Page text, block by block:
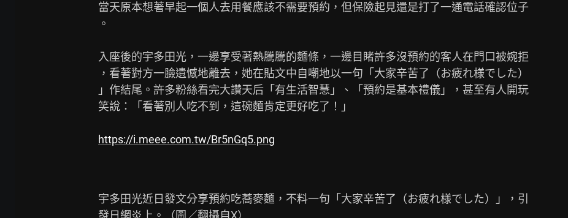
當天原本想著早起一個人去用餐應該不需要預約，但保險起見還是打了一通電話確認位子
。
入座後的宇多田光，一邊享受著熱騰騰的麵條，一邊目睹許多沒預約的客人在門口被婉拒
，看著對方一臉遺憾地離去，她在貼文中自嘲地以一句「大家辛苦了（お疲れ様でした）
」作結尾。許多粉絲看完大讚天后「有生活智慧」、「預約是基本禮儀」，甚至有人開玩
笑說：「看著別人吃不到，這碗麵肯定更好吃了！」
https://i.meee.com.tw/Br5nGq5.png
宇多田光近日發文分享預約吃蕎麥麵，不料一句「大家辛苦了（お疲れ様でした）」，引
發日網炎上。（圖／翻攝自X）